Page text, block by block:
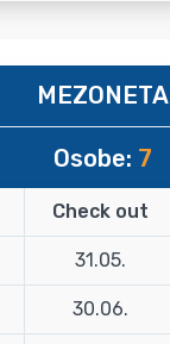
MEZONETA
Osobe: 7
Check out
31.05.
30.06.